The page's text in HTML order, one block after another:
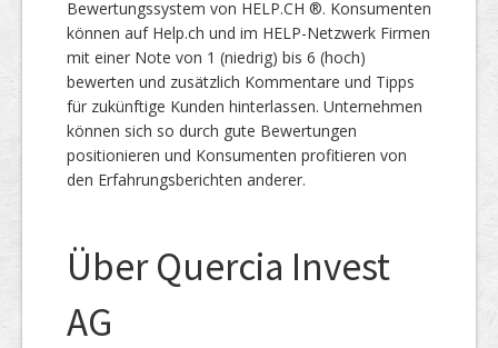
Bewertungssystem von HELP.CH ®. Konsumenten
können auf Help.ch und im HELP-Netzwerk Firmen
mit einer Note von 1 (niedrig) bis 6 (hoch)
bewerten und zusätzlich Kommentare und Tipps
für zukünftige Kunden hinterlassen. Unternehmen
können sich so durch gute Bewertungen
positionieren und Konsumenten profitieren von
den Erfahrungsberichten anderer.
Über Quercia Invest
AG